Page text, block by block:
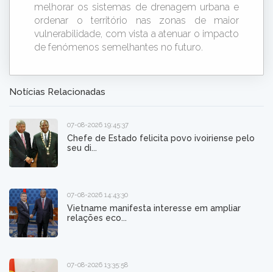
melhorar os sistemas de drenagem urbana e
ordenar o território nas zonas de maior
vulnerabilidade, com vista a atenuar o impacto
de fenómenos semelhantes no futuro.
Notícias Relacionadas
07-08-2026 19:45:37
Chefe de Estado felicita povo ivoiriense pelo
seu di...
07-08-2026 14:43:30
Vietname manifesta interesse em ampliar
relações eco...
07-08-2026 13:35:58